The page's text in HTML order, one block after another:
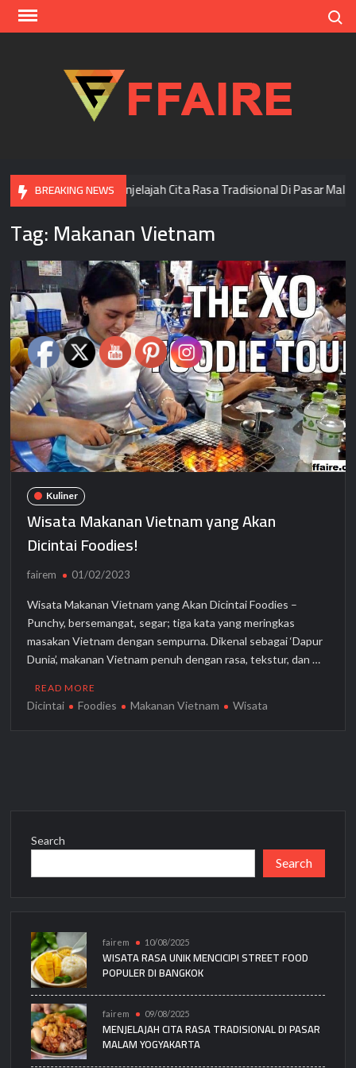
Skip
BREAKING NEWSMenjelajah Cita Rasa Tradisional Di Pasar Malam
Tag:Makanan Vietnam
Kuliner
Wisata Makanan Vietnam yang Akan
Dicintai Foodies!
fairem 01/02/2023
Wisata Makanan Vietnam yang Akan Dicintai Foodies –
Punchy, bersemangat, segar; tiga kata yang meringkas
masakan Vietnam dengan sempurna. Dikenal sebagai ‘Dapur
Dunia’, makanan Vietnam penuh dengan rasa, tekstur, dan …
READ MORE
Dicintai Foodies Makanan Vietnam Wisata
Search
Search
fairem 10/08/2025
WISATA RASA UNIK MENCICIPI STREET FOOD
POPULER DI BANGKOK
fairem 09/08/2025
MENJELAJAH CITA RASA TRADISIONAL DI PASAR
MALAM YOGYAKARTA